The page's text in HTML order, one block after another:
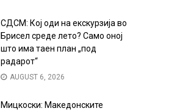
СДСМ: Кој оди на екскурзија во
Брисел среде лето? Само оној
што има таен план „под
радарот“
AUGUST 6, 2026
Мицкоски: Македонските